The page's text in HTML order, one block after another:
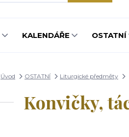
KALENDÁŘE OSTATNÍ
Úvod OSTATNÍ Liturgické předměty
Konvičky,